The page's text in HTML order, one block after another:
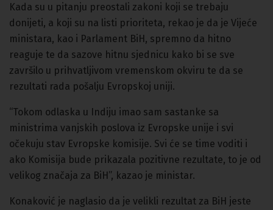
Kada su u pitanju preostali zakoni koji se trebaju
donijeti, a koji su na listi prioriteta, rekao je da je Vijeće
ministara, kao i Parlament BiH, spremno da hitno
reaguje te da sazove hitnu sjednicu kako bi se sve
završilo u prihvatljivom vremenskom okviru te da se
rezultati rada pošalju Evropskoj uniji.
“Tokom odlaska u Indiju imao sam sastanke sa
ministrima vanjskih poslova iz Evropske unije i svi
očekuju stav Evropske komisije. Svi će se time voditi i
ako Komisija bude prikazala pozitivne rezultate, to je od
velikog značaja za BiH”, kazao je ministar.
Konaković je naglasio da je velikli rezultat za BiH jeste